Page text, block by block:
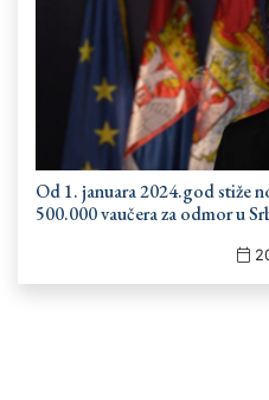
Od 1. januara 2024.god stiže
500.000 vaučera za odmor u